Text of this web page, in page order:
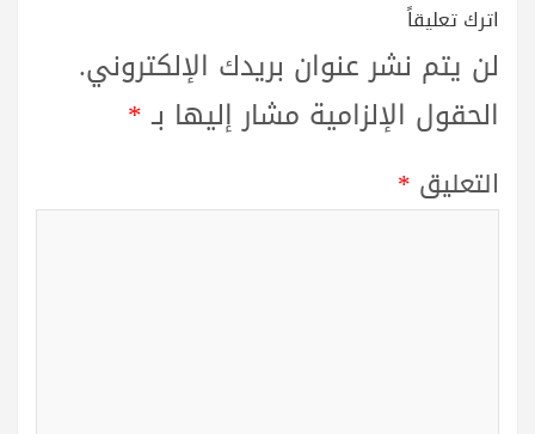
اترك تعليقاً
لن يتم نشر عنوان بريدك الإلكتروني.
الحقول الإلزامية مشار إليها بـ*
التعليق *